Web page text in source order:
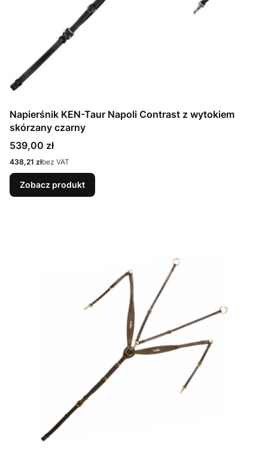
Napierśnik KEN-Taur Napoli Contrast z wytokiem
skórzany czarny
Cena
539,00 zł
Cena
438,21 złbez VAT
Zobacz produkt